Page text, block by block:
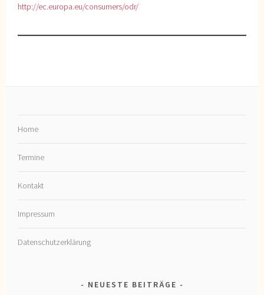
http://ec.europa.eu/consumers/odr/
Home
Termine
Kontakt
Impressum
Datenschutzerklärung
NEUESTE BEITRÄGE